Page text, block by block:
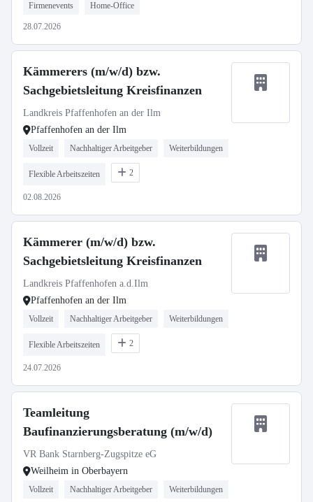
Firmenevents Home-Office
28.07.2026
Kämmerers (m/w/d) bzw.
Sachgebietsleitung Kreisfinanzen
Landkreis Pfaffenhofen an der Ilm
Pfaffenhofen an der Ilm
Vollzeit Nachhaltiger Arbeitgeber Weiterbildungen
Flexible Arbeitszeiten 2
02.08.2026
Kämmerer (m/w/d) bzw.
Sachgebietsleitung Kreisfinanzen
Landkreis Pfaffenhofen a.d.Ilm
Pfaffenhofen an der Ilm
Vollzeit Nachhaltiger Arbeitgeber Weiterbildungen
Flexible Arbeitszeiten 2
24.07.2026
Teamleitung
Baufinanzierungsberatung (m/w/d)
VR Bank Starnberg-Zugspitze eG
Weilheim in Oberbayern
Vollzeit Nachhaltiger Arbeitgeber Weiterbildungen